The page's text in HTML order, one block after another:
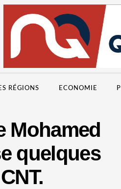
RÉGIONS ECONOMIE
Mohamed
quelques